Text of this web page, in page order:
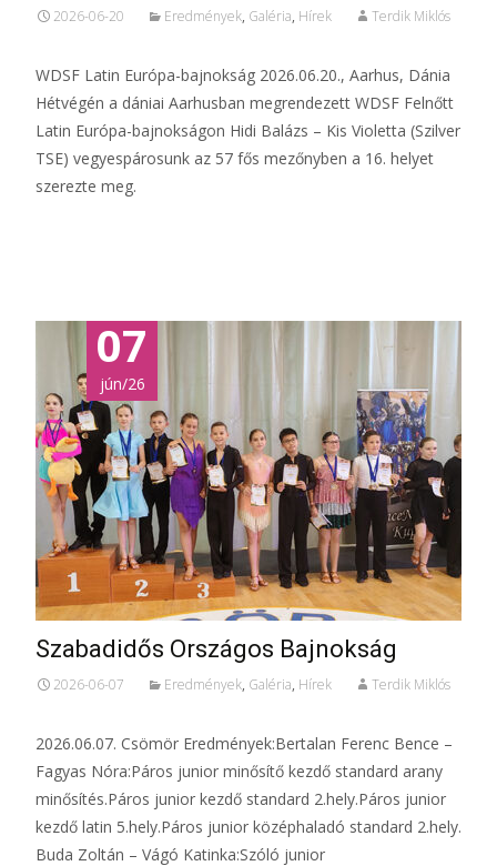
2026-06-20 Eredmények, Galéria, Hírek Terdik Miklós
WDSF Latin Európa-bajnokság 2026.06.20., Aarhus, Dánia
Hétvégén a dániai Aarhusban megrendezett WDSF Felnőtt
Latin Európa-bajnokságon Hidi Balázs – Kis Violetta (Szilver
TSE) vegyespárosunk az 57 fős mezőnyben a 16. helyet
szerezte meg.
07
jún/26
Szabadidős Országos Bajnokság
2026-06-07 Eredmények, Galéria, Hírek Terdik Miklós
2026.06.07. Csömör Eredmények:Bertalan Ferenc Bence –
Fagyas Nóra:Páros junior minősítő kezdő standard arany
minősítés.Páros junior kezdő standard 2.hely.Páros junior
kezdő latin 5.hely.Páros junior középhaladó standard 2.hely.
Buda Zoltán – Vágó Katinka:Szóló junior